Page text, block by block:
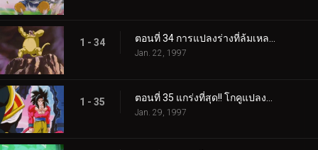
1 - 34 ตอนที่ 34 การแปลงร่างที่ล้มเหลว!? ลิงยักษ์โกคูอาละวาด!!
Jan. 22, 1997
1 - 35
Jan. 29, 1997